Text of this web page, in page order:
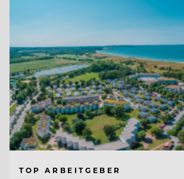
TOP ARBEITGEBER